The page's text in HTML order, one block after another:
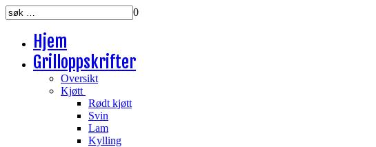
0
Hjem
Grilloppskrifter
Oversikt
Kjøtt
Rødt kjøtt
Svin
Lam
Kylling